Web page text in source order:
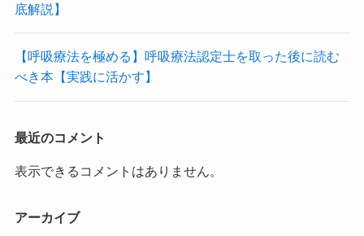
底解説】
【呼吸療法を極める】呼吸療法認定士を取った後に読む
べき本【実践に活かす】
最近のコメント
表示できるコメントはありません。
アーカイブ